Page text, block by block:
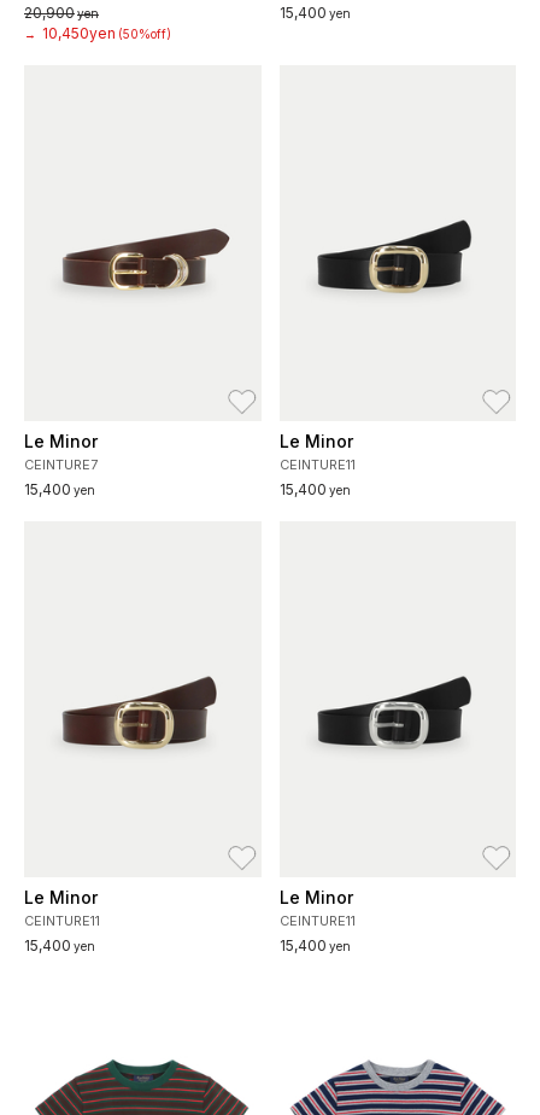
20,900yen
→
10,450yen (50%off)
15,400 yen
Le Minor
CEINTURE7
15,400 yen
Le Minor
CEINTURE11
15,400 yen
Le Minor
CEINTURE11
15,400 yen
Le Minor
CEINTURE11
15,400 yen